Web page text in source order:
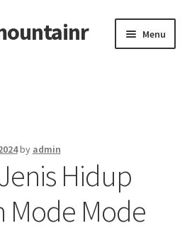
Menu
by admin
Hidup
Mode Mode